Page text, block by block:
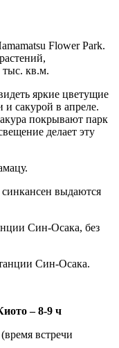
Flower Park.
кв.м.
яркие цветущие
сакурой в апреле.
покрывают парк
делает эту
выдаются
Син-Осака, без
Син-Осака.
– 8-9 ч
встречи